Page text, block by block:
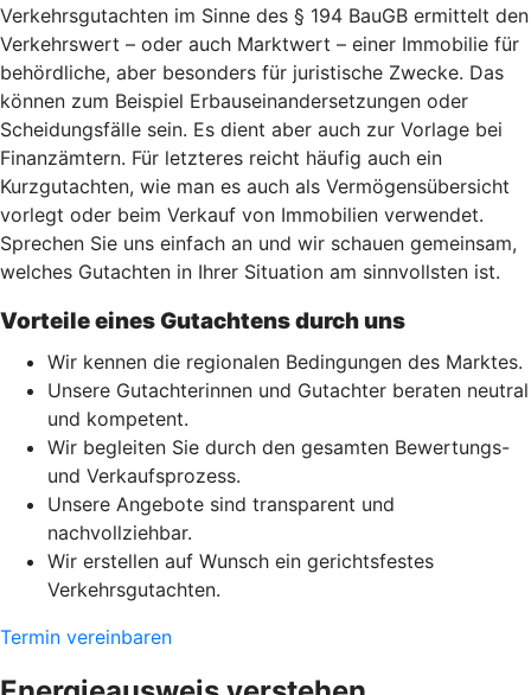
Verkehrsgutachten im Sinne des § 194 BauGB ermittelt den
Verkehrswert – oder auch Marktwert – einer Immobilie für
behördliche, aber besonders für juristische Zwecke. Das
können zum Beispiel Erbauseinandersetzungen oder
Scheidungsfälle sein. Es dient aber auch zur Vorlage bei
Finanzämtern. Für letzteres reicht häufig auch ein
Kurzgutachten, wie man es auch als Vermögensübersicht
vorlegt oder beim Verkauf von Immobilien verwendet.
Sprechen Sie uns einfach an und wir schauen gemeinsam,
welches Gutachten in Ihrer Situation am sinnvollsten ist.
Vorteile eines Gutachtens durch uns
Wir kennen die regionalen Bedingungen des Marktes.
Unsere Gutachterinnen und Gutachter beraten neutral
und kompetent.
Wir begleiten Sie durch den gesamten Bewertungs-
und Verkaufsprozess.
Unsere Angebote sind transparent und
nachvollziehbar.
Wir erstellen auf Wunsch ein gerichtsfestes
Verkehrsgutachten.
Termin vereinbaren